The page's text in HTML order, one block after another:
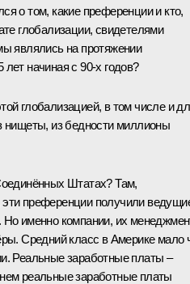
о том, какие преференции и кто,
глобализации, свидетелями
являлись на протяжении
начиная с 90‑х годов?
глобализацией, в том числе и
нищеты, из бедности миллионы
Штатах? Там,
преференции получили
Но именно компании, их
Средний класс в Америке мало
Реальные заработные платы –
реальные заработные платы